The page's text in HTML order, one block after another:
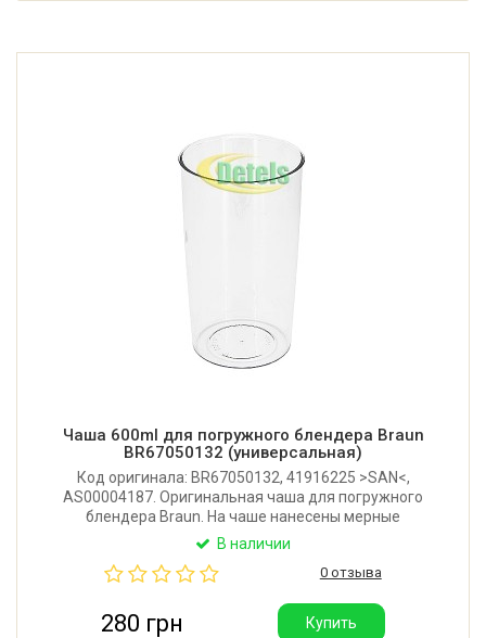
Чаша 600ml для погружного блендера Braun
BR67050132 (универсальная)
Код оригинала: BR67050132, 41916225 >SAN<,
AS00004187. Оригинальная чаша для погружного
блендера Braun. На чаше нанесены мерные
отметки. Объем: 600ml / 20 fl.oz. Original Braun Spare
диаметром ножки не более 70 мм.
В наличии
0 отзыва
280 грн Купить